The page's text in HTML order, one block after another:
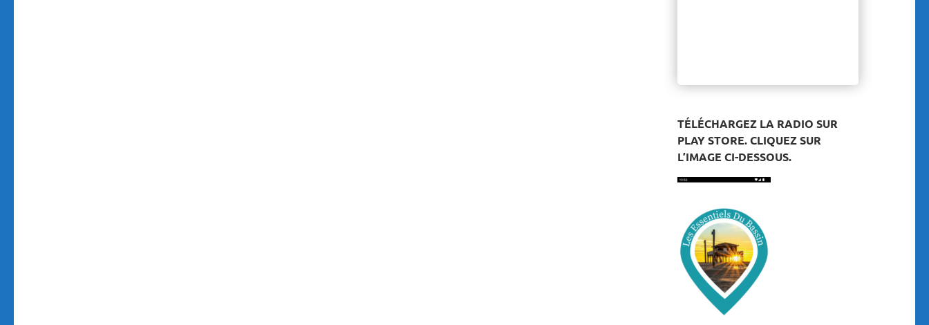
TÉLÉCHARGEZ LA RADIO SUR
PLAY STORE. CLIQUEZ SUR
L’IMAGE CI-DESSOUS.